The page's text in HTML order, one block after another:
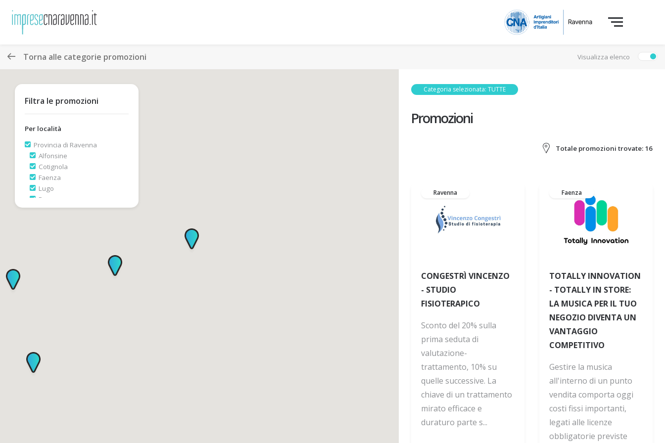
Torna alle categorie promozioni Visualizza elenco
Filtra le promozioni
Per località
Provincia di Ravenna
Alfonsine
Cotignola
Faenza
Lugo
Ravenna
Russi
Categoria selezionata: TUTTE
Promozioni
Totale promozioni trovate: 16
Ravenna
CONGESTRÌ VINCENZO
- STUDIO
FISIOTERAPICO
Sconto del 20% sulla
prima seduta di
valutazione-
trattamento, 10% su
quelle successive. La
chiave di un trattamento
mirato efficace e
duraturo parte s...
Faenza
TOTALLY INNOVATION
- TOTALLY IN STORE:
LA MUSICA PER IL TUO
NEGOZIO DIVENTA UN
VANTAGGIO
COMPETITIVO
Gestire la musica
all'interno di un punto
vendita comporta oggi
costi fissi importanti,
legati alle licenze
obbligatorie previste